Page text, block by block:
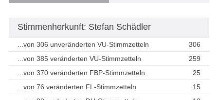
Stimmenherkunft: Stefan Schädler
...von 306 unveränderten VU-Stimmzetteln
306
...von 385 veränderten VU-Stimmzetteln
259
...von 370 veränderten FBP-Stimmzetteln
25
...von 76 veränderten FL-Stimmzetteln
15